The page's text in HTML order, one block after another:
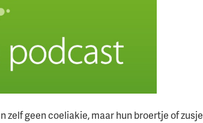
zelf geen coeliakie, maar hun broertje of zusje